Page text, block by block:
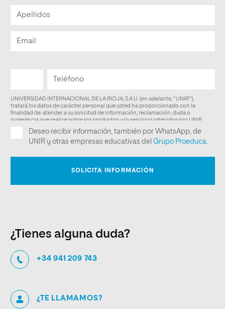
¿Tienes alguna duda?
+34 941 209 743
¿TE LLAMAMOS?